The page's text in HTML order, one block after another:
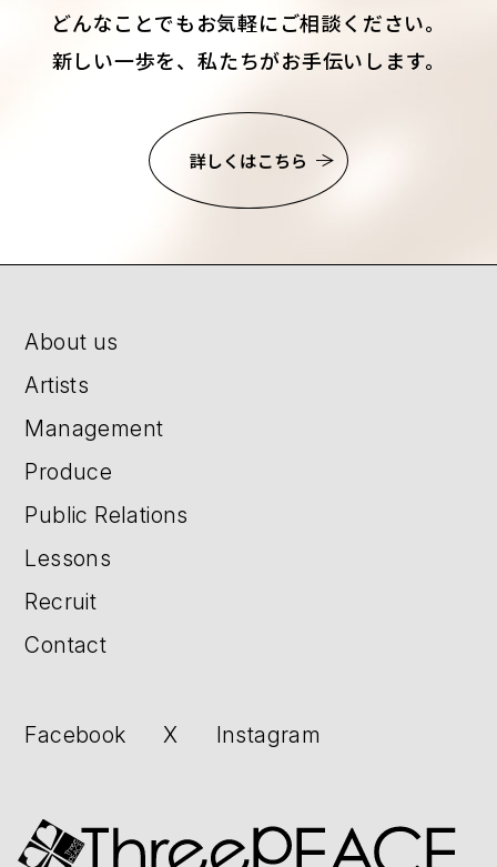
どんなことでもお気軽にご相談ください。
新しい一歩を、私たちがお手伝いします。
詳しくはこちら
About us
Artists
Management
Produce
Public Relations
Lessons
Recruit
Contact
Facebook X Instagram